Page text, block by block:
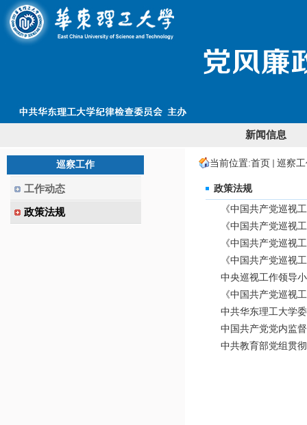
新闻信息
巡察工作
工作动态
政策法规
当前位置:首页 巡察
政策法规
《中国共产党巡视
《中国共产党巡视
《中国共产党巡视
《中国共产党巡视
中央巡视工作领导
《中国共产党巡视
中共华东理工大学
中国共产党党内监
中共教育部党组贯